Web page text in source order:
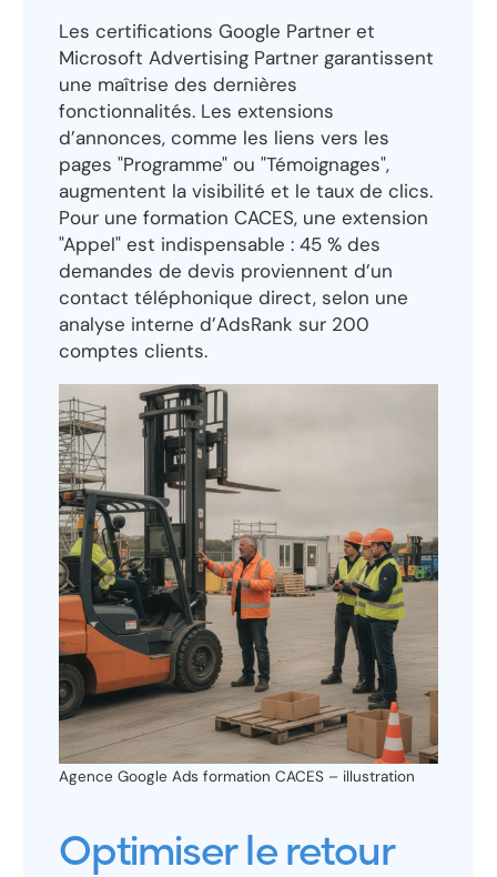
Les certifications Google Partner et
Microsoft Advertising Partner garantissent
une maîtrise des dernières
fonctionnalités. Les extensions
d’annonces, comme les liens vers les
pages "Programme" ou "Témoignages",
augmentent la visibilité et le taux de clics.
Pour une formation CACES, une extension
"Appel" est indispensable : 45 % des
demandes de devis proviennent d’un
contact téléphonique direct, selon une
analyse interne d’AdsRank sur 200
comptes clients.
Agence Google Ads formation CACES – illustration
Optimiser le retour